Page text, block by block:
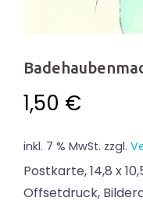
1,50 €
inkl. 7 % MwSt. zzgl.
Postkarte, 14,8 x
Offsetdruck,